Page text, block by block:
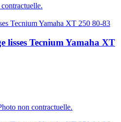
lisses Tecnium Yamaha XT
non contractuelle.